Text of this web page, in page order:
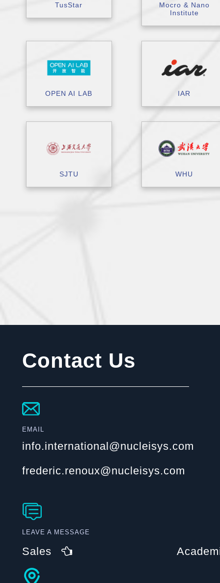
TusStar
Mocro & Nano
Institute
OPEN AI LAB IAR
SJTU WHU
Contact Us
EMAIL
info.international@nucleisys.com
frederic.renoux@nucleisys.com
LEAVE A MESSAGE
Sales